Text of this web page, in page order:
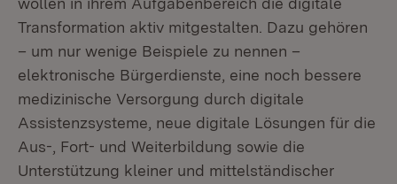
Transformation aktiv mitgestalten. Dazu gehören
– um nur wenige Beispiele zu nennen –
elektronische Bürgerdienste, eine noch bessere
medizinische Versorgung durch digitale
Assistenzsysteme, neue digitale Lösungen für die
Aus-, Fort- und Weiterbildung sowie die
Unterstützung kleiner und mittelständischer